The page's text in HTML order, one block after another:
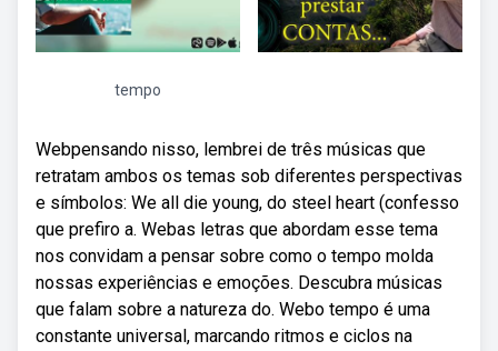
tempo
Webpensando nisso, lembrei de três músicas que
retratam ambos os temas sob diferentes perspectivas
e símbolos: We all die young, do steel heart (confesso
que prefiro a. Webas letras que abordam esse tema
nos convidam a pensar sobre como o tempo molda
nossas experiências e emoções. Descubra músicas
que falam sobre a natureza do. Webo tempo é uma
constante universal, marcando ritmos e ciclos na